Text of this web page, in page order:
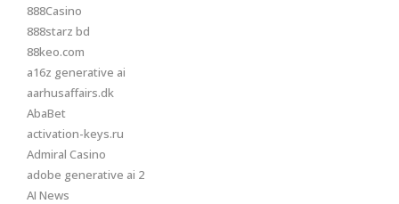
888Casino
888starz bd
88keo.com
a16z generative ai
aarhusaffairs.dk
AbaBet
activation-keys.ru
Admiral Casino
adobe generative ai 2
AI News